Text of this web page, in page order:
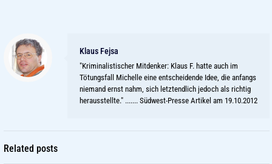
Klaus Fejsa
"Kriminalistischer Mitdenker: Klaus F. hatte auch im
Tötungsfall Michelle eine entscheidende Idee, die anfangs
niemand ernst nahm, sich letztendlich jedoch als richtig
herausstellte." ....... Südwest-Presse Artikel am 19.10.2012
Related posts